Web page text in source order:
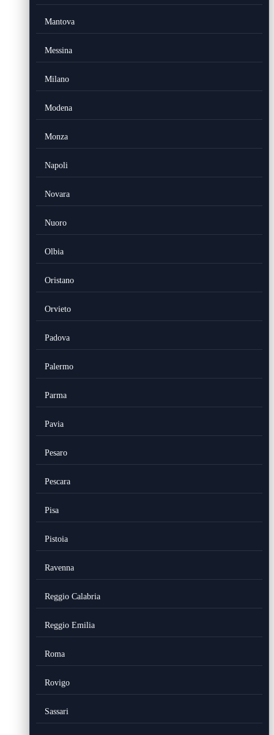
Mantova
Messina
Milano
Modena
Monza
Napoli
Novara
Nuoro
Olbia
Oristano
Orvieto
Padova
Palermo
Parma
Pavia
Pesaro
Pescara
Pisa
Pistoia
Ravenna
Reggio Calabria
Reggio Emilia
Roma
Rovigo
Sassari